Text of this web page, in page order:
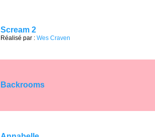
Scream 2
Réalisé par : Wes Craven
Backrooms